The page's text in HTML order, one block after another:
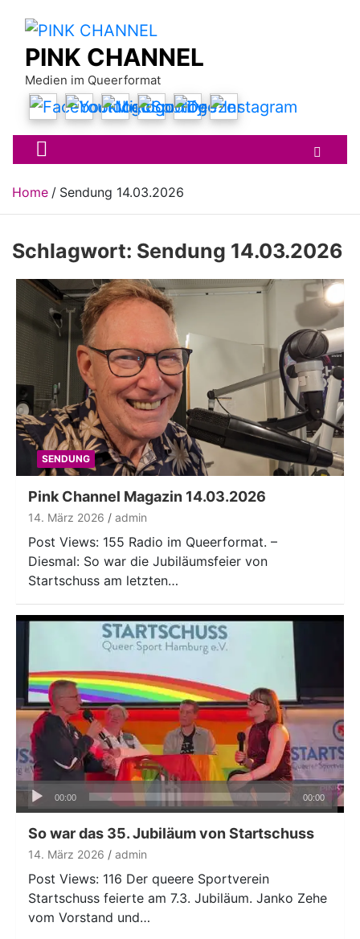
contentPINK CHANNEL
Medien im Queerformat
Home Sendung 14.03.2026
Schlagwort: Sendung 14.03.2026
SENDUNG
Pink Channel Magazin 14.03.2026
14. März 2026 admin
Post Views: 155 Radio im Queerformat. –
Diesmal: So war die Jubiläumsfeier von
Startschuss am letzten…
Audio-
Player
00:00 00:00
So war das 35. Jubiläum von Startschuss
14. März 2026 admin
Post Views: 116 Der queere Sportverein
Startschuss feierte am 7.3. Jubiläum. Janko Zehe
vom Vorstand und…